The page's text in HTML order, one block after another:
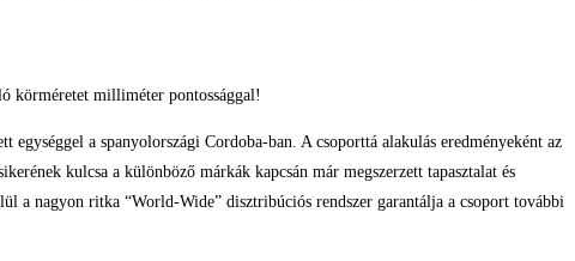
körméretet milliméter pontossággal!
a spanyolországi Cordoba-ban. A csoporttá alakulás eredményeként az
kulcsa a különböző márkák kapcsán már megszerzett tapasztalat és
a nagyon ritka “World-Wide” disztribúciós rendszer garantálja a csoport további